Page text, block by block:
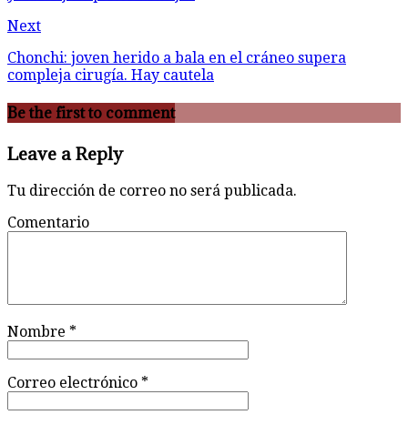
Next
Chonchi: joven herido a bala en el cráneo supera
compleja cirugía. Hay cautela
Be the first to comment
Leave a Reply
Tu dirección de correo no será publicada.
Comentario
Nombre *
Correo electrónico *